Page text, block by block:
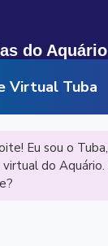
do Aquário